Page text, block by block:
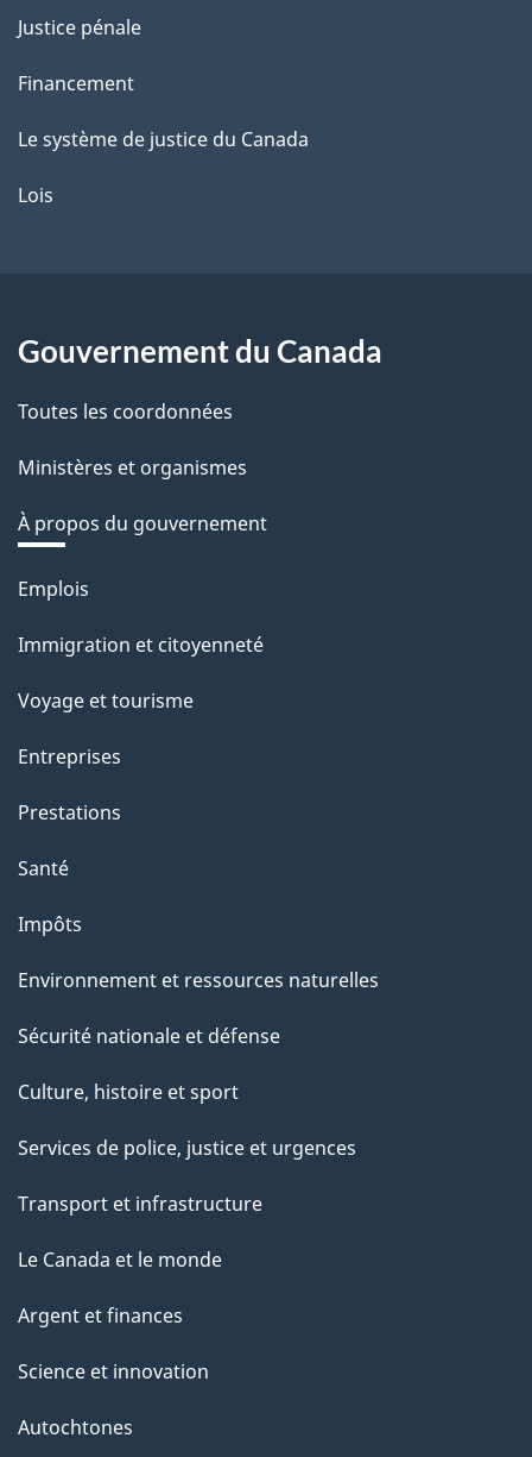
Justice pénale
Financement
Le système de justice du Canada
Lois
Gouvernement du Canada
Toutes les coordonnées
Ministères et organismes
À propos du gouvernement
Thèmes
sujets
Emplois
Immigration et citoyenneté
Voyage et tourisme
Entreprises
Prestations
Santé
Impôts
Environnement et ressources naturelles
Sécurité nationale et défense
Culture, histoire et sport
Services de police, justice et urgences
Transport et infrastructure
Le Canada et le monde
Argent et finances
Science et innovation
Autochtones